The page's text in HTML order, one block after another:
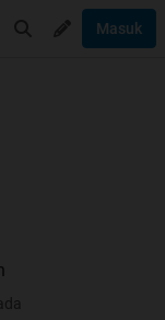
Masuk